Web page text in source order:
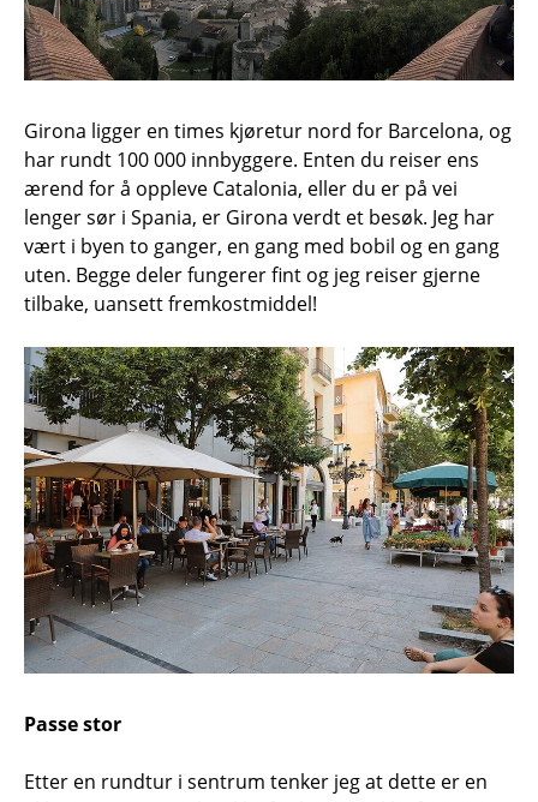
Girona ligger en times kjøretur nord for Barcelona, og
har rundt 100 000 innbyggere. Enten du reiser ens
ærend for å oppleve Catalonia, eller du er på vei
lenger sør i Spania, er Girona verdt et besøk. Jeg har
vært i byen to ganger, en gang med bobil og en gang
uten. Begge deler fungerer fint og jeg reiser gjerne
tilbake, uansett fremkostmiddel!
Passe stor
Etter en rundtur i sentrum tenker jeg at dette er en